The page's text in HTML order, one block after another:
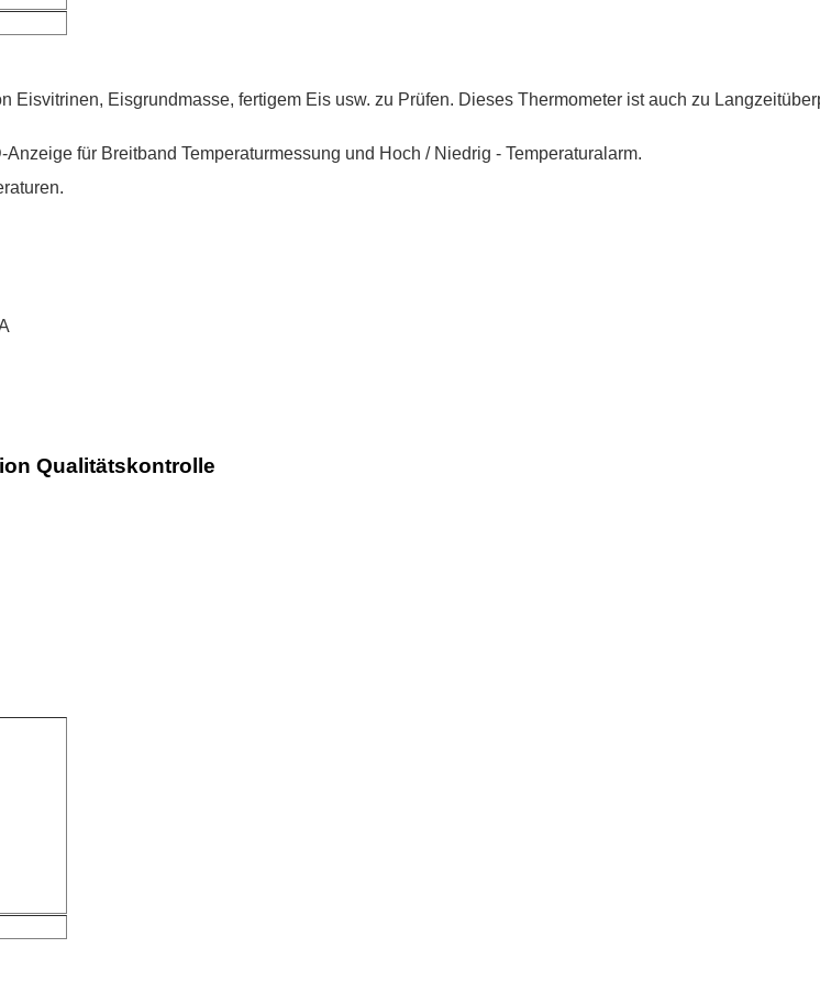
Eisvitrinen, Eisgrundmasse, fertigem Eis usw. zu Prüfen. Dieses Thermometer ist auch zu
für Breitband Temperaturmessung und Hoch / Niedrig - Temperaturalarm.
Qualitätskontrolle